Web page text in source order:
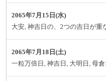
2065年7月15日(水)
大安, 神吉日の、2つの吉日が重
2065年7月18日(土)
一粒万倍日, 神吉日, 大明日, 母